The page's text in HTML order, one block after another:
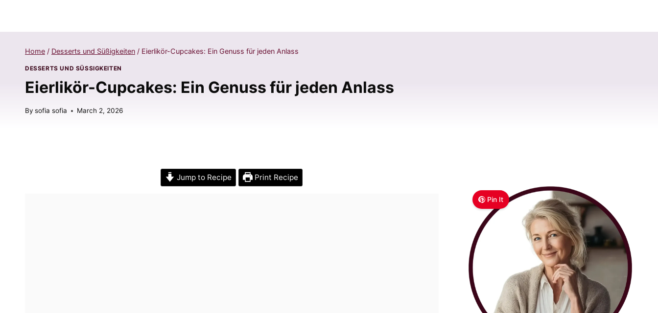
Home / Desserts und Süßigkeiten / Eierlikör-Cupcakes: Ein Genuss für jeden Anlass
DESSERTS UND SÜSSIGKEITEN
Eierlikör-Cupcakes: Ein Genuss für jeden Anlass
By sofia sofia March 2, 2026
Jump to Recipe Print Recipe
Pin It